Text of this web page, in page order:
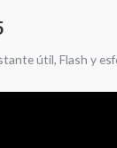
útil, Flash y